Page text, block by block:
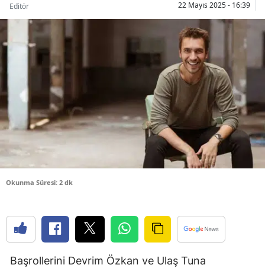
Çorum
Edirne
Elazığ
Erzincan
Erzurum
Editör
22 Mayıs 2025 - 16:39
Okunma Süresi: 2 dk
Başrollerini Devrim Özkan ve Ulaş Tuna